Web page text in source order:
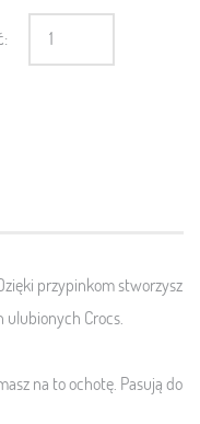
przypinkom stworzysz
Crocs.
na to ochotę. Pasują do